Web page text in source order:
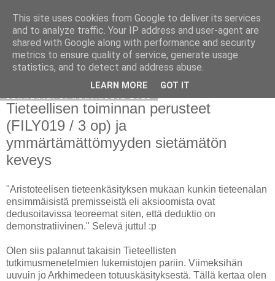
Avoin blogiskelija
Tieteellisen toiminnan perusteet
(FILY019 / 3 op) ja
ymmärtämättömyyden sietämätön
keveys
"Aristoteelisen tieteenkäsityksen mukaan kunkin tieteenalan
ensimmäisistä premisseistä eli aksioomista ovat
dedusoitavissa teoreemat siten, että deduktio on
demonstratiivinen." Selevä juttu! :p
Olen siis palannut takaisin Tieteellisten
tutkimusmenetelmien lukemistojen pariin. Viimeksihän
uuvuin jo Arkhimedeen totuuskäsityksestä. Tällä kertaa olen
This site uses cookies from Google to deliver its services
and to analyze traffic. Your IP address and user-agent are
shared with Google along with performance and security
metrics to ensure quality of service, generate usage
statistics, and to detect and address abuse.
LEARN MORE GOT IT